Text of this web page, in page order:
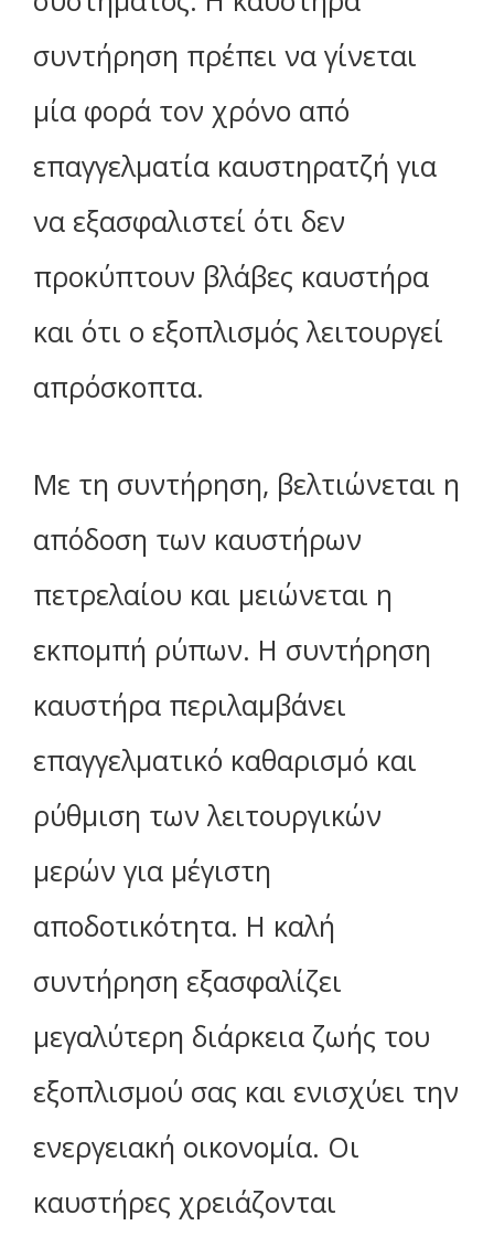
συντήρηση πρέπει να γίνεται
μία φορά τον χρόνο από
επαγγελματία καυστηρατζή για
να εξασφαλιστεί ότι δεν
προκύπτουν βλάβες καυστήρα
και ότι ο εξοπλισμός λειτουργεί
απρόσκοπτα.
Με τη συντήρηση, βελτιώνεται η
απόδοση των καυστήρων
πετρελαίου και μειώνεται η
εκπομπή ρύπων. Η συντήρηση
καυστήρα περιλαμβάνει
επαγγελματικό καθαρισμό και
ρύθμιση των λειτουργικών
μερών για μέγιστη
αποδοτικότητα. Η καλή
συντήρηση εξασφαλίζει
μεγαλύτερη διάρκεια ζωής του
εξοπλισμού σας και ενισχύει την
ενεργειακή οικονομία. Οι
καυστήρες χρειάζονται